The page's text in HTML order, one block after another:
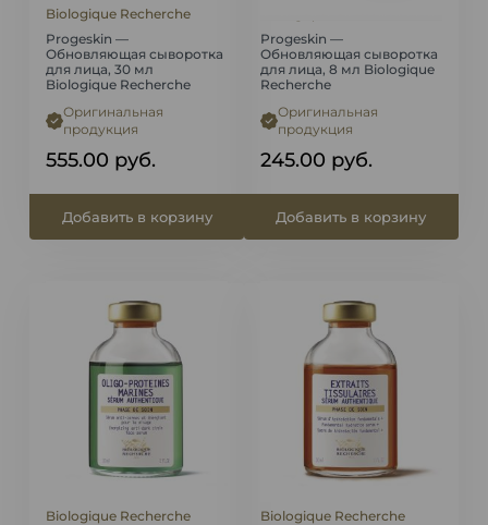
Biologique Recherche
Progeskin —
Обновляющая сыворотка
для лица, 30 мл
Biologique Recherche
Оригинальная
продукция
555.00 руб.
Добавить в корзину
Progeskin —
Обновляющая сыворотка
для лица, 8 мл Biologique
Recherche
Оригинальная
продукция
245.00 руб.
Добавить в корзину
Biologique Recherche
Biologique Recherche